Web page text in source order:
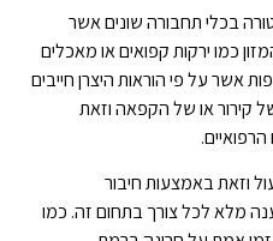
בכלי תחבורה שונים אשר
כמו ירקות קפואים או מאכלים
אשר על פי הוראות היצרן חייבים
קירור או של הקפאה וזאת
וזאת באמצעות חיבור
מלא לכל צורך בתחום זה. כמו